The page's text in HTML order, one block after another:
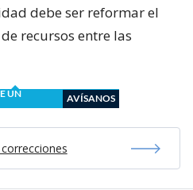
debe ser reformar el
recursos entre las
UN
AVÍSANOS